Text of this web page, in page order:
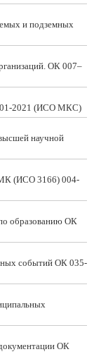
и подземных
ОК 007–
2021 (ИСО МКС)
научной
(ИСО 3166) 004-
образованию ОК
событий ОК 035-
ОК